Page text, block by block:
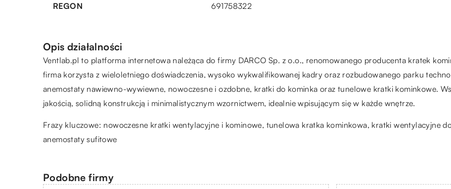
REGON 691758322
Opis działalności
Ventlab.pl to platforma internetowa należąca do firmy DARCO Sp. z o.o., renomowanego producenta kratek
firma korzysta z wieloletniego doświadczenia, wysoko wykwalifikowanej kadry oraz rozbudowanego parku
anemostaty nawiewno-wywiewne, nowoczesne i ozdobne, kratki do kominka oraz tunelowe kratki kominkowe.
jakością, solidną konstrukcją i minimalistycznym wzornictwem, idealnie wpisującym się w każde wnętrze.
Frazy kluczowe: nowoczesne kratki wentylacyjne i kominowe, tunelowa kratka kominkowa, kratki wentylacyjne
anemostaty sufitowe
Podobne firmy